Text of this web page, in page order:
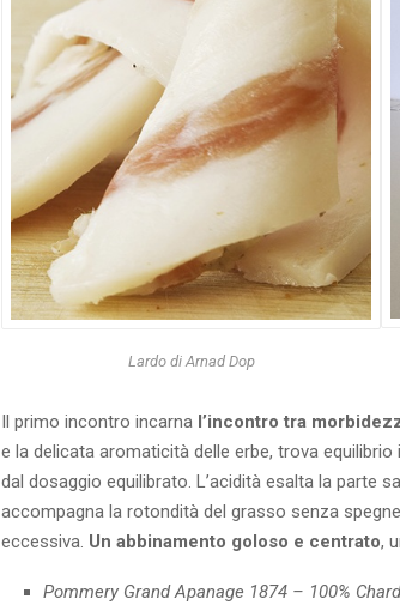
Lardo di Arnad Dop
Il primo incontro incarna l’incontro tra
e la delicata aromaticità delle erbe, trova
dal dosaggio equilibrato. L’acidità esalta la parte
accompagna la rotondità del grasso senza
eccessiva. Un abbinamento goloso e centrato,
Pommery Grand Apanage 1874 – 100%